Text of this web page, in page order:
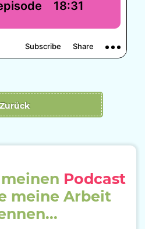
Zurück
Podcast
meine Arbeit